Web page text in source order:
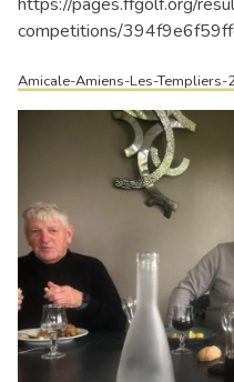
competitions/
Amicale-Amiens-Les-Templiers-